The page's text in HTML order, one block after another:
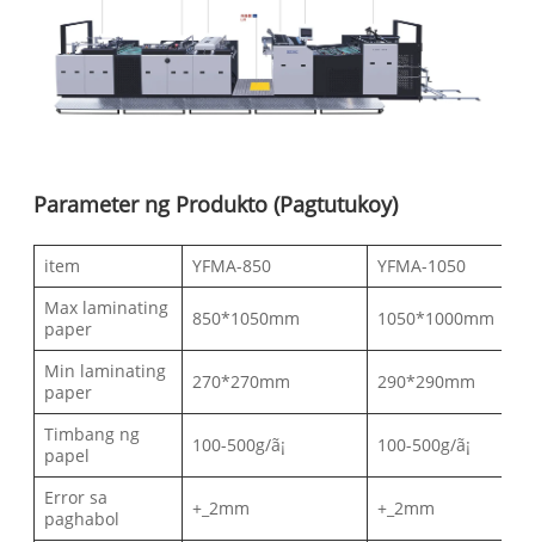
Parameter ng Produkto (Pagtutukoy)
item YFMA-850
YFMA-1050
Max laminating
paper
850*1050mm 1050*1000mm
Min laminating
paper
270*270mm 290*290mm
Timbang ng
papel
100-500g/ã¡ 100-500g/ã¡
Error sa
paghabol
+_2mm +_2mm